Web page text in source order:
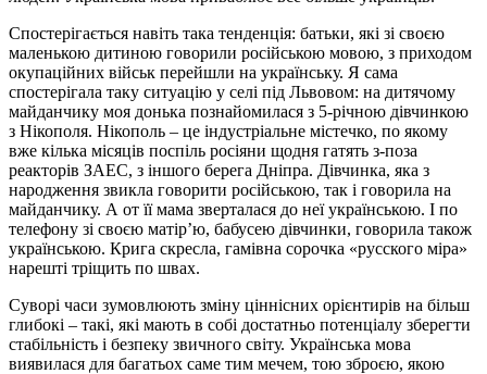
Спостерігається навіть така тенденція: батьки, які зі своєю
маленькою дитиною говорили російською мовою, з приходом
окупаційних військ перейшли на українську. Я сама
спостерігала таку ситуацію у селі під Львовом: на дитячому
майданчику моя донька познайомилася з 5-річною дівчинкою
з Нікополя. Нікополь – це індустріальне містечко, по якому
вже кілька місяців поспіль росіяни щодня гатять з-поза
реакторів ЗАЕС, з іншого берега Дніпра. Дівчинка, яка з
народження звикла говорити російською, так і говорила на
майданчику. А от її мама зверталася до неї українською. І по
телефону зі своєю матір’ю, бабусею дівчинки, говорила також
українською. Крига скресла, гамівна сорочка «русского міра»
нарешті тріщить по швах.
Суворі часи зумовлюють зміну ціннісних орієнтирів на більш
глибокі – такі, які мають в собі достатньо потенціалу зберегти
стабільність і безпеку звичного світу. Українська мова
виявилася для багатьох саме тим мечем, тою зброєю, якою